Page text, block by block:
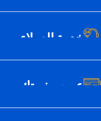
خدمة العملاء
عن سيف تك